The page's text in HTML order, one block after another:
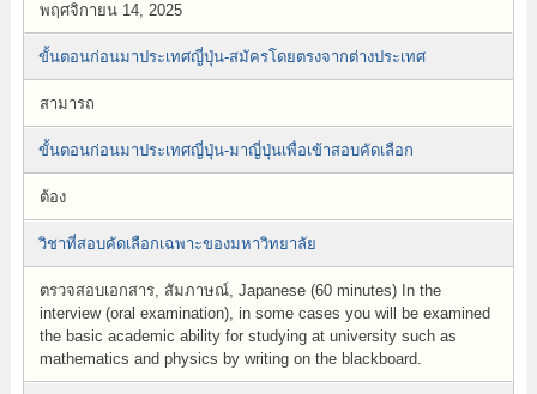
พฤศจิกายน 14, 2025
ขั้นตอนก่อนมาประเทศญี่ปุ่น-สมัครโดยตรงจากต่างประเทศ
สามารถ
ขั้นตอนก่อนมาประเทศญี่ปุ่น-มาญี่ปุ่นเพื่อเข้าสอบคัดเลือก
ต้อง
วิชาที่สอบคัดเลือกเฉพาะของมหาวิทยาลัย
ตรวจสอบเอกสาร, สัมภาษณ์, Japanese (60 minutes) In the
interview (oral examination), in some cases you will be examined
the basic academic ability for studying at university such as
mathematics and physics by writing on the blackboard.